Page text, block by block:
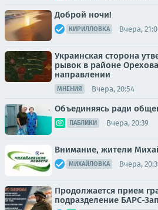
Доброй ночи!
КИРИЛЛОВКА Вчера,
Украинская сторона
рывок в районе
направлении
МНЕНИЯ Вчера, 20:54
Объединяясь ради
ПАБЛИКИ Вчера, 20:39
Внимание, жители
МИХАЙЛОВКА Вчера,
Продолжается прием
подразделение БАРС-